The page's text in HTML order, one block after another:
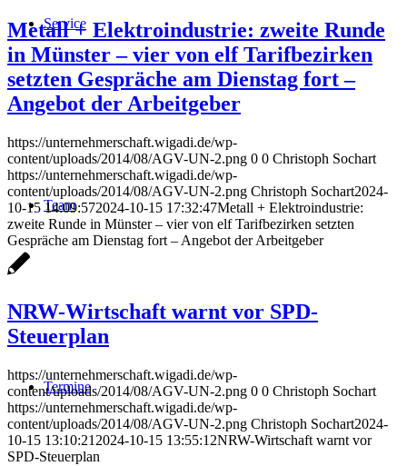
Service
Team
Termine
Metall + Elektroindustrie: zweite Runde
in Münster – vier von elf Tarifbezirken
setzten Gespräche am Dienstag fort –
Angebot der Arbeitgeber
https://unternehmerschaft.wigadi.de/wp-
content/uploads/2014/08/AGV-UN-2.png 0 0 Christoph Sochart
https://unternehmerschaft.wigadi.de/wp-
content/uploads/2014/08/AGV-UN-2.png Christoph Sochart2024-
10-15 14:09:572024-10-15 17:32:47Metall + Elektroindustrie:
zweite Runde in Münster – vier von elf Tarifbezirken setzten
Gespräche am Dienstag fort – Angebot der Arbeitgeber
NRW-Wirtschaft warnt vor SPD-
Steuerplan
https://unternehmerschaft.wigadi.de/wp-
content/uploads/2014/08/AGV-UN-2.png 0 0 Christoph Sochart
https://unternehmerschaft.wigadi.de/wp-
content/uploads/2014/08/AGV-UN-2.png Christoph Sochart2024-
10-15 13:10:21 2024-10-15 13:55:12NRW-Wirtschaft warnt vor
SPD-Steuerplan